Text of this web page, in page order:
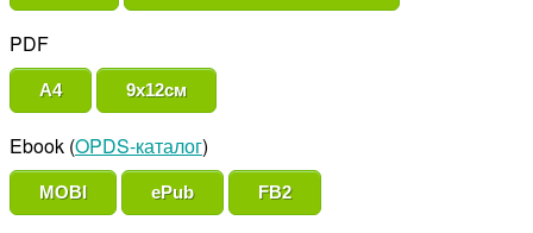
PDF
A4 9x12см
Ebook (OPDS-каталог)
MOBI ePub FB2